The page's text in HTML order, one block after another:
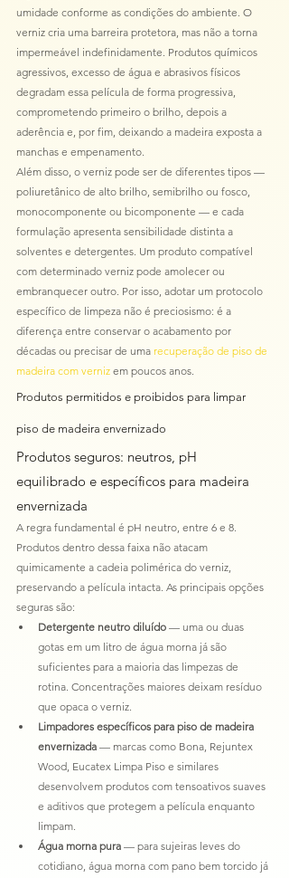
umidade conforme as condições do ambiente. O
verniz cria uma barreira protetora, mas não a torna
impermeável indefinidamente. Produtos químicos
agressivos, excesso de água e abrasivos físicos
degradam essa película de forma progressiva,
comprometendo primeiro o brilho, depois a
aderência e, por fim, deixando a madeira exposta a
manchas e empenamento.
Além disso, o verniz pode ser de diferentes tipos —
poliuretânico de alto brilho, semibrilho ou fosco,
monocomponente ou bicomponente — e cada
formulação apresenta sensibilidade distinta a
solventes e detergentes. Um produto compatível
com determinado verniz pode amolecer ou
embranquecer outro. Por isso, adotar um protocolo
específico de limpeza não é preciosismo: é a
diferença entre conservar o acabamento por
décadas ou precisar de uma recuperação de piso de
madeira com verniz em poucos anos.
Produtos permitidos e proibidos para limpar
piso de madeira envernizado
Produtos seguros: neutros, pH
equilibrado e específicos para madeira
envernizada
A regra fundamental é pH neutro, entre 6 e 8.
Produtos dentro dessa faixa não atacam
quimicamente a cadeia polimérica do verniz,
preservando a película intacta. As principais opções
seguras são:
Detergente neutro diluído — uma ou duas
gotas em um litro de água morna já são
suficientes para a maioria das limpezas de
rotina. Concentrações maiores deixam resíduo
que opaca o verniz.
Limpadores específicos para piso de madeira
envernizada — marcas como Bona, Rejuntex
Wood, Eucatex Limpa Piso e similares
desenvolvem produtos com tensoativos suaves
e aditivos que protegem a película enquanto
limpam.
Água morna pura — para sujeiras leves do
cotidiano, água morna com pano bem torcido já